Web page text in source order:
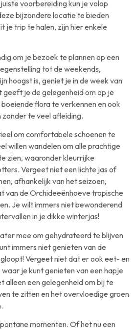
voorbereiding kun je volop
bijzondere locatie te bieden
je trip te halen, zijn hier enkele
om je bezoek te plannen op een
tot de weekends,
hoogst is, geniet je in de week van
je de gelegenheid om op je
flora te verkennen en ook
te veel afleiding.
om comfortabele schoenen te
willen wandelen om alle prachtige
zien, waaronder kleurrijke
Vergeet niet een lichte jas of
afhankelijk van het seizoen,
van de Orchideeënhoeve tropische
Je wilt immers niet bewonderend
in je dikke winterjas!
mee om gehydrateerd te blijven
immers niet genieten van de
Vergeet niet dat er ook eet- en
je kunt genieten van een hapje
alleen een gelegenheid om bij te
te zitten en het overvloedige groen
momenten. Of het nu een